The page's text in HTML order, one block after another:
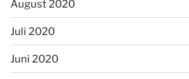
August 2020
Juli 2020
Juni 2020